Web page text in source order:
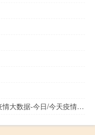
2023年10月19日黑龙江省哈尔滨市疫情大数据-今日/今天疫情全网搜索最新实时消息动态情况通知播报